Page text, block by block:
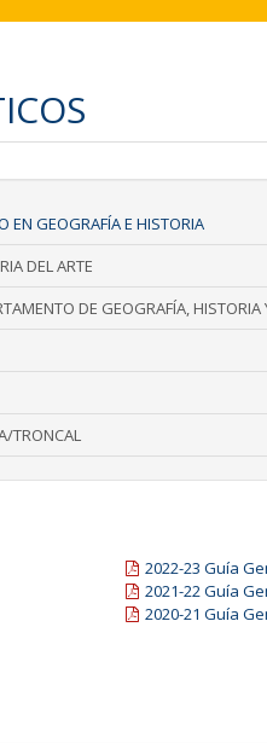
EN GEOGRAFÍA E HISTORIA
DEL ARTE
DE GEOGRAFÍA, HISTORIA
TRONCAL
2022-23 Guía
2021-22 Guía
2020-21 Guía